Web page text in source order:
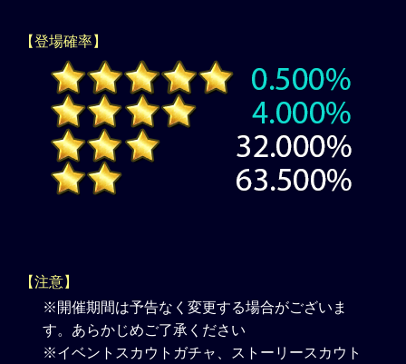
【登場確率】
【注意】
※開催期間は予告なく変更する場合がございま
す。あらかじめご了承ください
※イベントスカウトガチャ、ストーリースカウト